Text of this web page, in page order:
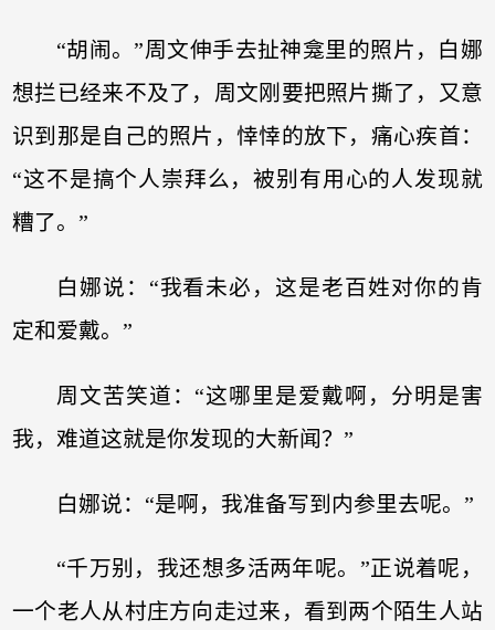
“胡闹。”周文伸手去扯神龛里的照片，白娜
想拦已经来不及了，周文刚要把照片撕了，又意
识到那是自己的照片，悻悻的放下，痛心疾首：
“这不是搞个人崇拜么，被别有用心的人发现就
糟了。”
白娜说：“我看未必，这是老百姓对你的肯
定和爱戴。”
周文苦笑道：“这哪里是爱戴啊，分明是害
我，难道这就是你发现的大新闻？”
白娜说：“是啊，我准备写到内参里去呢。”
“千万别，我还想多活两年呢。”正说着呢，
一个老人从村庄方向走过来，看到两个陌生人站